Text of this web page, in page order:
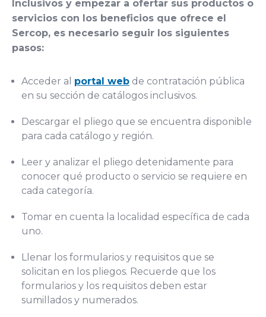
Inclusivos y empezar a ofertar sus productos o
servicios con los beneficios que ofrece el
Sercop, es necesario seguir los siguientes
pasos:
Acceder al portal web de contratación pública
en su sección de catálogos inclusivos.
Descargar el pliego que se encuentra disponible
para cada catálogo y región.
Leer y analizar el pliego detenidamente para
conocer qué producto o servicio se requiere en
cada categoría.
Tomar en cuenta la localidad específica de cada
uno.
Llenar los formularios y requisitos que se
solicitan en los pliegos. Recuerde que los
formularios y los requisitos deben estar
sumillados y numerados.